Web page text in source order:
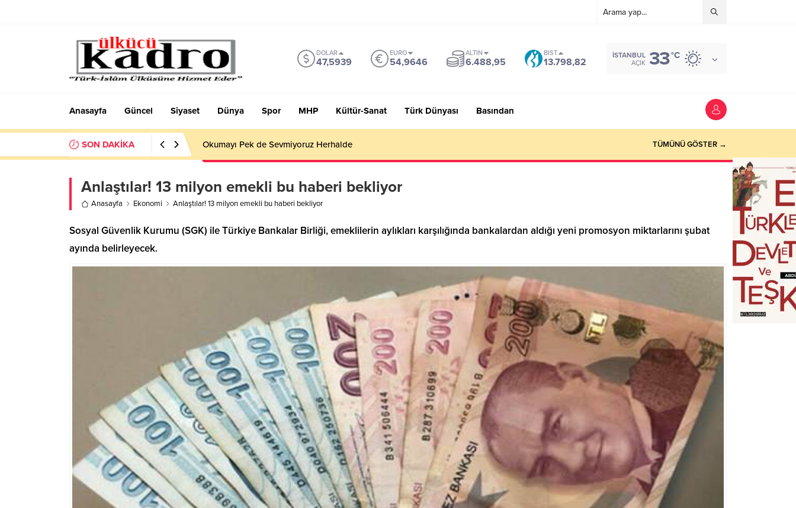
DOLAR
47,5939
EURO
54,9646
ALTIN
6.488,95
BIST
13.798,82
İSTANBUL
AÇIK 33°C
Anasayfa Güncel Siyaset Dünya Spor MHP Kültür-Sanat Türk Dünyası Basından
SON DAKİKA Okumayı Pek de Sevmiyoruz Herhalde TÜMÜNÜ GÖSTER →
Anlaştılar! 13 milyon emekli bu haberi bekliyor
Anasayfa Ekonomi Anlaştılar! 13 milyon emekli bu haberi bekliyor
Sosyal Güvenlik Kurumu (SGK) ile Türkiye Bankalar Birliği, emeklilerin aylıkları karşılığında bankalardan aldığı yeni promosyon miktarlarını şubat
ayında belirleyecek.